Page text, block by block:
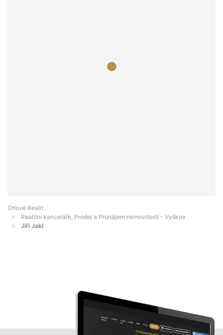
Orlové Realit
Realitní kanceláře, Prodej a Pronájem nemovitostí - Vyškov
Jiří Jakl